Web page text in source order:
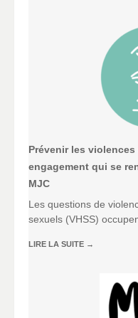
Prévenir les
engagement qui se
MJC
Les questions de
sexuels (VHSS)
LIRE LA SUITE →